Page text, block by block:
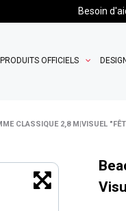
Besoin
PRODUITS OFFICIELS
CLASSIQUE 2,8 M|VISUEL